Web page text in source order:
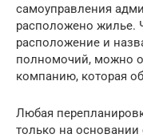
самоуправления
расположено жилье.
расположение и
полномочий, можно
компанию, которая
Любая
только на основании